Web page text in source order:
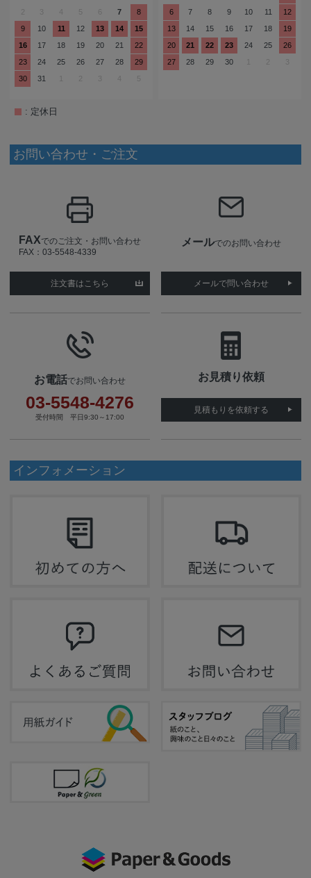
3 4 5 7
8
9
10 11 12 13 14
15
16
17 18 19 20 21
22
23
24 25 26 27 28
29
30
31 3 4 5
6
7 8 9 10 11
12
13
14 15 16 17 18
19
20
21 22 23 24 25
26
27
28 29 30 3
: 定休日
お問い合わせ・ご注文
FAXでのご注文・お問い合わせ
FAX：03-5548-4339
注文書はこちら
メールでのお問い合わせ
メールで問い合わせ
お電話でお問い合わせ
03-5548-4276
受付時間 平日9:30～17:00
お見積り依頼
見積もりを依頼する
インフォメーション